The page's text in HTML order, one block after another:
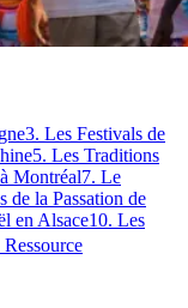
3. Les Festivals de
5. Les Traditions
Montréal7. Le
de la Passation de
en Alsace10. Les